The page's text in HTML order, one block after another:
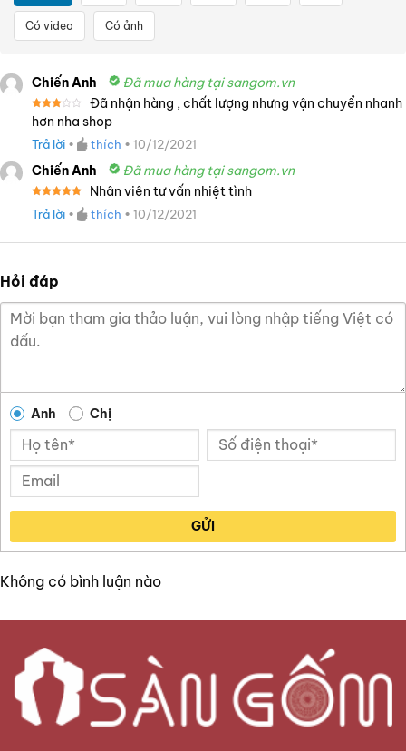
Có video Có ảnh
Chiến Anh Đã mua hàng tại sangom.vn
Được
xếp
hạng
3 5
Đã nhận hàng , chất lượng nhưng vận chuyển nhanh
hơn nha shop
Trả lời • thích • 10/12/2021
Chiến Anh Đã mua hàng tại sangom.vn
hạng5 5
Nhân viên tư vấn nhiệt tình
Trả lời • thích • 10/12/2021
Hỏi đáp
Anh Chị
GỬI
Không có bình luận nào